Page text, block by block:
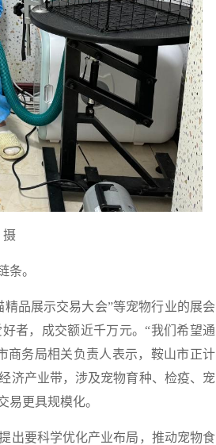
摄
。
品展示交易大会”等宠物行业的展会
者，成交额近千万元。“我们希望通
商务局相关负责人表示，鞍山市正计
济产业带，涉及宠物育种、检疫、宠
易更具规模化。
要科学优化产业布局，推动宠物食